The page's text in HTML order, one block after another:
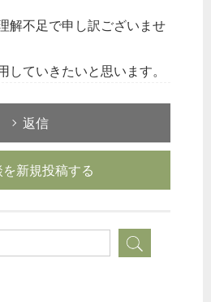
解不足で申し訳ございませ
していきたいと思います。
返信
新規投稿する
ーに投稿しますか？
さい
恵
湯室
次へ